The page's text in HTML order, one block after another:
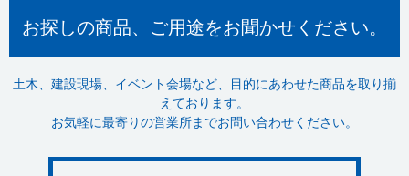
お探しの商品、ご用途をお聞かせください。
土木、建設現場、イベント会場など、目的にあわせた商品を取り揃
えております。
お気軽に最寄りの営業所までお問い合わせください。